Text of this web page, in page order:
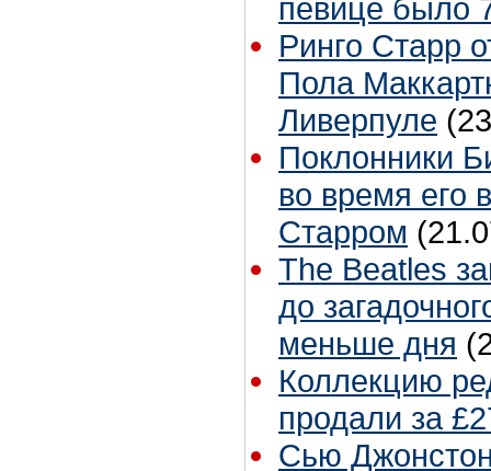
певице было
Ринго Старр
Пола
Ливерпуле
Поклонники
во время его
Старром
The Beatles
до
меньше дня
Коллекцию
продали за
Сью